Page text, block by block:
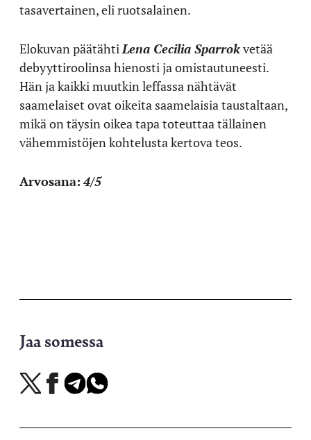
tasavertainen, eli ruotsalainen.
Elokuvan päätähti Lena Cecilia Sparrokvetää
debyyttiroolinsa hienosti ja omistautuneesti.
Hän ja kaikki muutkin leffassa nähtävät
saamelaiset ovat oikeita saamelaisia taustaltaan,
mikä on täysin oikea tapa toteuttaa tällainen
vähemmistöjen kohtelusta kertova teos.
Arvosana: 4/5
Jaa somessa
Jaa
X-
Jaa
Facebookissa
Jaa
Telegramissa
Jaa
WhatsAppissa